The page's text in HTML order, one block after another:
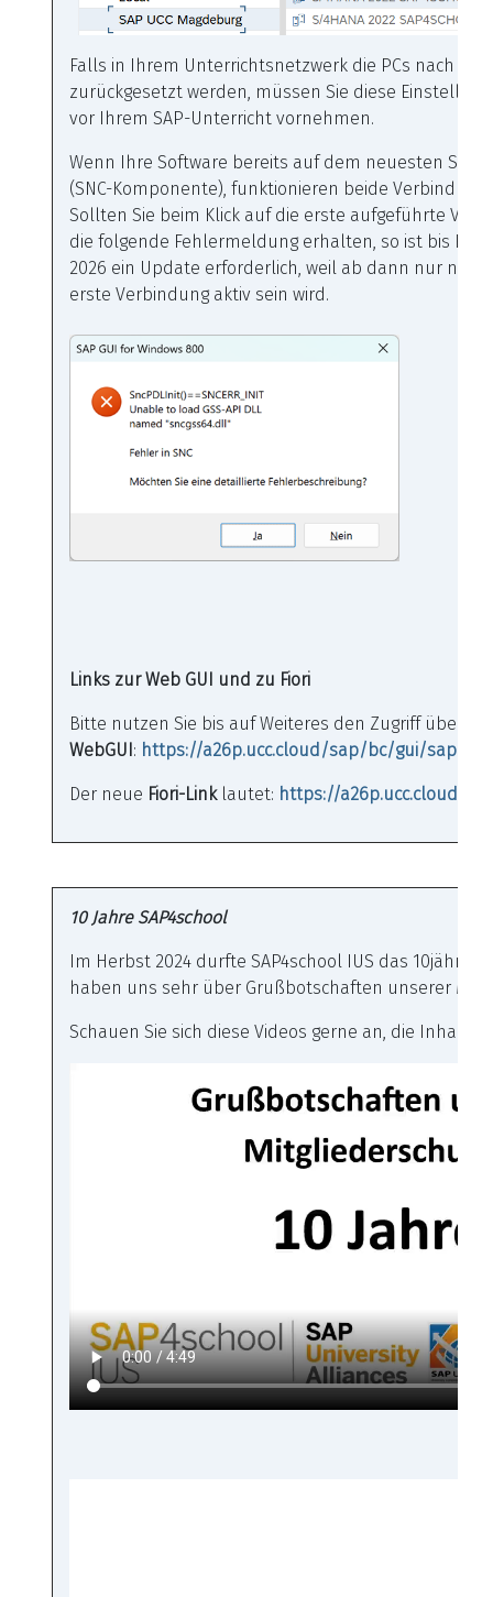
Falls in Ihrem Unterrichtsnetzwerk die PCs nach
zurückgesetzt werden, müssen Sie diese
vor Ihrem SAP-Unterricht vornehmen.
Wenn Ihre Software bereits auf dem neuesten
(SNC-Komponente), funktionieren beide
Sollten Sie beim Klick auf die erste aufgeführte
die folgende Fehlermeldung erhalten, so ist bis
2026 ein Update erforderlich, weil ab dann nur noch
erste Verbindung aktiv sein wird.
Links zur Web GUI und zu Fiori
Bitte nutzen Sie bis auf Weiteres den Zugriff über die
WebGUI: https://a26p.ucc.cloud/sap/bc/gui/sap/
Der neue Fiori-Linklautet: https://a26p.ucc.cloud
10 Jahre SAP4school
Im Herbst 2024 durfte SAP4school IUS das 10jährige
haben uns sehr über Grußbotschaften unserer
Schauen Sie sich diese Videos gerne an, die Inhalte